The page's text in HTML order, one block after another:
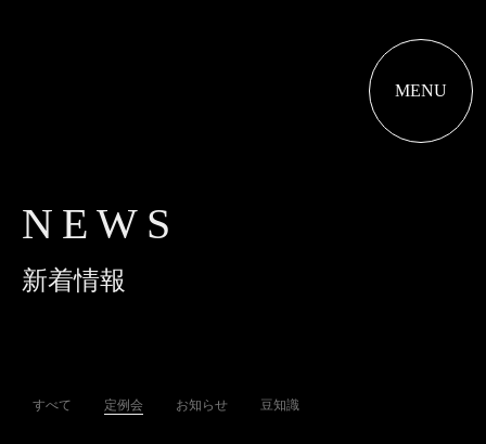
MENU
NEWS
新着情報
すべて 定例会 お知らせ 豆知識